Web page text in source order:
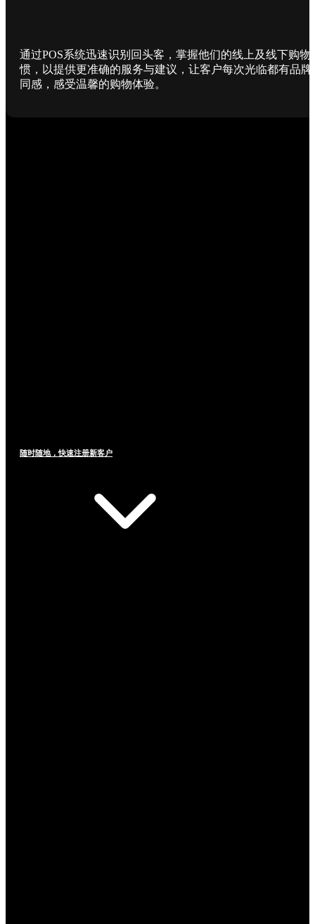
通过POS系统迅速识别回头客，掌握他们的线上及线下购物
惯，以提供更准确的服务与建议，让客户每次光临都有品牌
同感，感受温馨的购物体验。
随时随地，快速注册新客户